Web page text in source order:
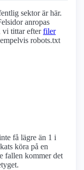
sektor är här.
anropas
vi tittar efterfiler
robots.txt
få lägre än 1 i
köra på en
fallen kommer det